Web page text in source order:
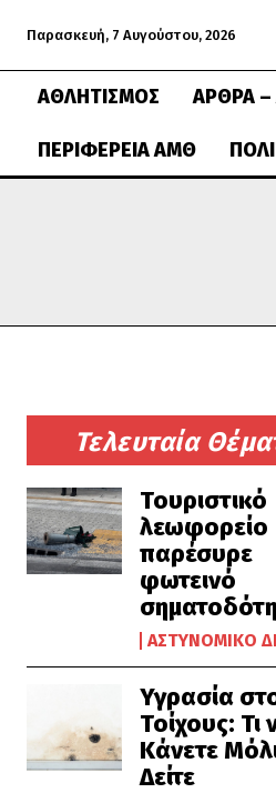
Παρασκευή, 7 Αυγούστου, 2026
ΑΘΛΗΤΙΣΜΌΣ ΆΡΘΡΑ –
ΠΕΡΙΦΈΡΕΙΑ ΑΜΘ
Τελευταία
Τουριστικό
λεωφορείο
παρέσυρε
φωτεινό
σηματοδότη
ΑΣΤΥΝΟΜΙΚΌ
Υγρασία
Τοίχους: Τι
Κάνετε
Δείτε